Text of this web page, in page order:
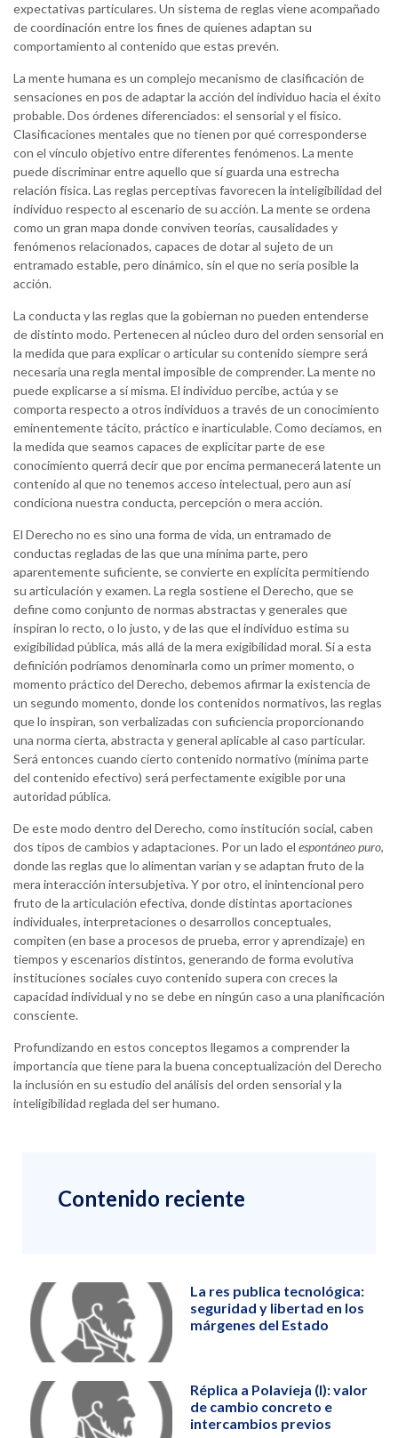
expectativas particulares. Un sistema de reglas viene acompañado
de coordinación entre los fines de quienes adaptan su
comportamiento al contenido que estas prevén.
La mente humana es un complejo mecanismo de clasificación de
sensaciones en pos de adaptar la acción del individuo hacia el éxito
probable. Dos órdenes diferenciados: el sensorial y el físico.
Clasificaciones mentales que no tienen por qué corresponderse
con el vínculo objetivo entre diferentes fenómenos. La mente
puede discriminar entre aquello que sí guarda una estrecha
relación física. Las reglas perceptivas favorecen la inteligibilidad del
individuo respecto al escenario de su acción. La mente se ordena
como un gran mapa donde conviven teorías, causalidades y
fenómenos relacionados, capaces de dotar al sujeto de un
entramado estable, pero dinámico, sin el que no sería posible la
acción.
La conducta y las reglas que la gobiernan no pueden entenderse
de distinto modo. Pertenecen al núcleo duro del orden sensorial en
la medida que para explicar o articular su contenido siempre será
necesaria una regla mental imposible de comprender. La mente no
puede explicarse a sí misma. El individuo percibe, actúa y se
comporta respecto a otros individuos a través de un conocimiento
eminentemente tácito, práctico e inarticulable. Como decíamos, en
la medida que seamos capaces de explicitar parte de ese
conocimiento querrá decir que por encima permanecerá latente un
contenido al que no tenemos acceso intelectual, pero aun así
condiciona nuestra conducta, percepción o mera acción.
El Derecho no es sino una forma de vida, un entramado de
conductas regladas de las que una mínima parte, pero
aparentemente suficiente, se convierte en explícita permitiendo
su articulación y examen. La regla sostiene el Derecho, que se
define como conjunto de normas abstractas y generales que
inspiran lo recto, o lo justo, y de las que el individuo estima su
exigibilidad pública, más allá de la mera exigibilidad moral. Si a esta
definición podríamos denominarla como un primer momento, o
momento práctico del Derecho, debemos afirmar la existencia de
un segundo momento, donde los contenidos normativos, las reglas
que lo inspiran, son verbalizadas con suficiencia proporcionando
una norma cierta, abstracta y general aplicable al caso particular.
Será entonces cuando cierto contenido normativo (mínima parte
del contenido efectivo) será perfectamente exigible por una
autoridad pública.
De este modo dentro del Derecho, como institución social, caben
dos tipos de cambios y adaptaciones. Por un lado el espontáneo puro,
donde las reglas que lo alimentan varían y se adaptan fruto de la
mera interacción intersubjetiva. Y por otro, el inintencional pero
fruto de la articulación efectiva, donde distintas aportaciones
individuales, interpretaciones o desarrollos conceptuales,
compiten (en base a procesos de prueba, error y aprendizaje) en
tiempos y escenarios distintos, generando de forma evolutiva
instituciones sociales cuyo contenido supera con creces la
capacidad individual y no se debe en ningún caso a una planificación
consciente.
Profundizando en estos conceptos llegamos a comprender la
importancia que tiene para la buena conceptualización del Derecho
la inclusión en su estudio del análisis del orden sensorial y la
inteligibilidad reglada del ser humano.
Contenido reciente
La res publica tecnológica:
seguridad y libertad en los
márgenes del Estado
Réplica a Polavieja (I): valor
de cambio concreto e
intercambios previos